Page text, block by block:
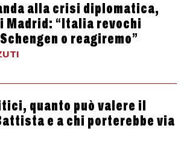
alla crisi diplomatica,
Madrid: “Italia revochi
o reagiremo”
quanto può valere il
e a chi porterebbe via